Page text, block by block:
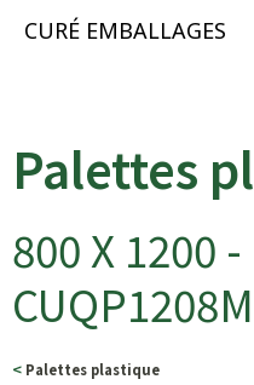
Palettes
800 X 1200 -
< Palettes plastique
CURÉ EMBALLAGES